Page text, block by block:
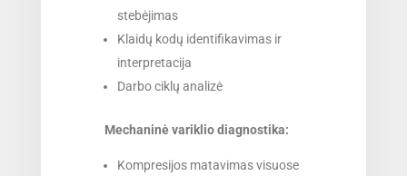
stebėjimas
Klaidų kodų identifikavimas ir
interpretacija
Darbo ciklų analizė
Mechaninė variklio diagnostika:
Kompresijos matavimas visuose